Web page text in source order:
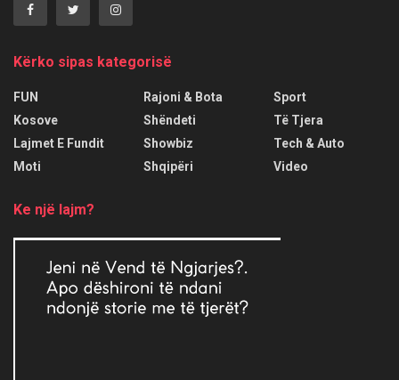
Kërko sipas kategorisë
FUN
Kosove
Lajmet E Fundit
Moti
Rajoni & Bota
Shëndeti
Showbiz
Shqipëri
Sport
Të Tjera
Tech & Auto
Video
Ke një lajm?